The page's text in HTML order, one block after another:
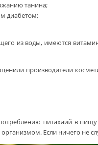
танина;
диабетом;
из воды, имеются
производители
питахаий в
Если ничего не